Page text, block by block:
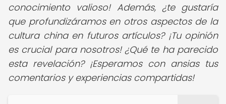
conocimiento valioso! Además, ¿te gustaría
que profundizáramos en otros aspectos de la
cultura china en futuros artículos? ¡Tu opinión
es crucial para nosotros! ¿Qué te ha parecido
esta revelación? ¡Esperamos con ansias tus
comentarios y experiencias compartidas!